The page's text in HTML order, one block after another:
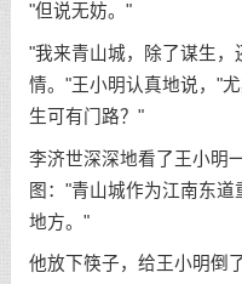
"但说无妨。"
"我来青山城，除了谋生
情。"王小明认真地说，"
生可有门路？"
李济世深深地看了王小明
图："青山城作为江南东
地方。"
他放下筷子，给王小明倒